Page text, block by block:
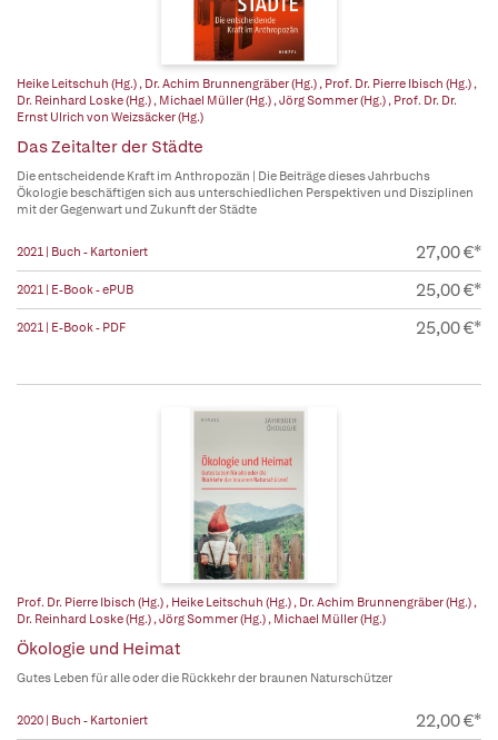
Heike Leitschuh (Hg.) , Dr. Achim Brunnengräber (Hg.) , Prof. Dr. Pierre Ibisch (Hg.) ,
Dr. Reinhard Loske (Hg.) , Michael Müller (Hg.) , Jörg Sommer (Hg.) , Prof. Dr. Dr.
Ernst Ulrich von Weizsäcker (Hg.)
Das Zeitalter der Städte
Die entscheidende Kraft im Anthropozän | Die Beiträge dieses Jahrbuchs
Ökologie beschäftigen sich aus unterschiedlichen Perspektiven und Disziplinen
mit der Gegenwart und Zukunft der Städte
2021 | Buch - Kartoniert 27,00 €*
2021 | E-Book - ePUB 25,00 €*
2021 | E-Book - PDF 25,00 €*
Prof. Dr. Pierre Ibisch (Hg.) , Heike Leitschuh (Hg.) , Dr. Achim Brunnengräber (Hg.) ,
Dr. Reinhard Loske (Hg.) , Jörg Sommer (Hg.) , Michael Müller (Hg.)
Ökologie und Heimat
Gutes Leben für alle oder die Rückkehr der braunen Naturschützer
2020 | Buch - Kartoniert 22,00 €*